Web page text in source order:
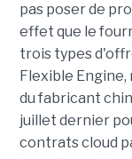
pas poser de
effet que le
trois types
Flexible
du fabricant
juillet dernier
contrats cloud